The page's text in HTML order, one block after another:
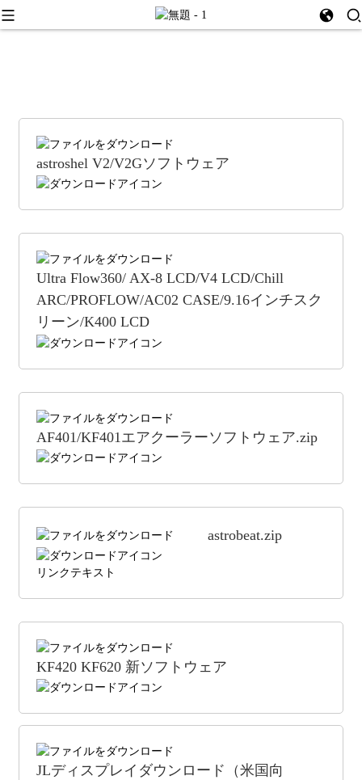
astroshel V2/V2Gソフトウェア
Ultra Flow360/ AX-8 LCD/V4 LCD/Chill
ARC/PROFLOW/AC02 CASE/9.16インチスク
リーン/K400 LCD
AF401/KF401エアクーラーソフトウェア.zip
astrobeat.zip
リンクテキスト
KF420 KF620 新ソフトウェア
JLディスプレイダウンロード（米国向